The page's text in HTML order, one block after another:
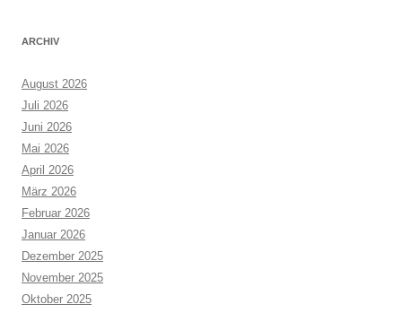
ARCHIV
August 2026
Juli 2026
Juni 2026
Mai 2026
April 2026
März 2026
Februar 2026
Januar 2026
Dezember 2025
November 2025
Oktober 2025